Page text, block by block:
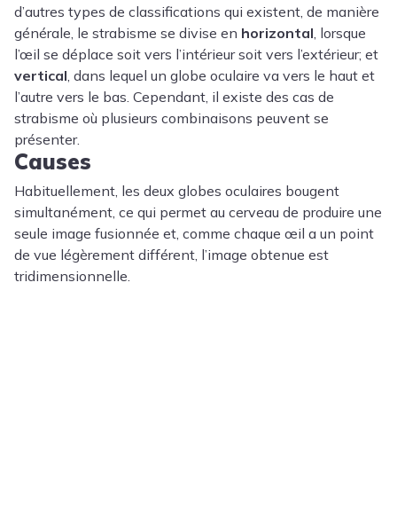
d’autres types de classifications qui existent, de manière
générale, le strabisme se divise en horizontal, lorsque
l’œil se déplace soit vers l’intérieur soit vers l’extérieur; et
vertical, dans lequel un globe oculaire va vers le haut et
l’autre vers le bas. Cependant, il existe des cas de
strabisme où plusieurs combinaisons peuvent se
présenter.
Causes
Habituellement, les deux globes oculaires bougent
simultanément, ce qui permet au cerveau de produire une
seule image fusionnée et, comme chaque œil a un point
de vue légèrement différent, l’image obtenue est
tridimensionnelle.